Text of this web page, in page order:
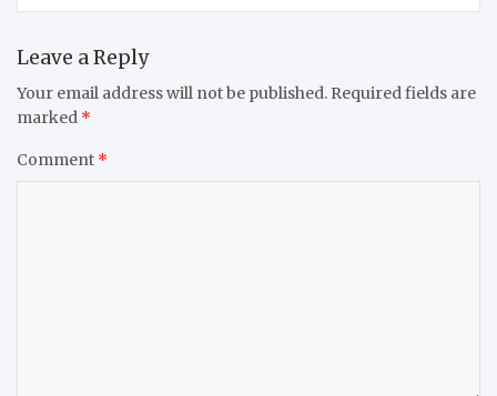
Leave a Reply
Your email address will not be published. Required fields are
marked *
Comment *